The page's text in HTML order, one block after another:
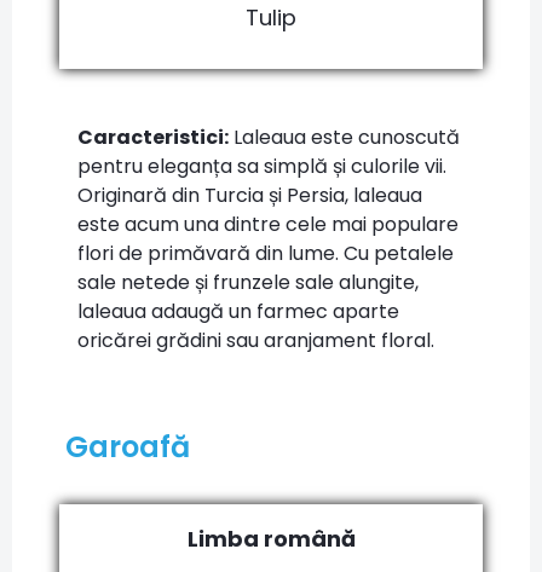
Tulip
Caracteristici: Laleaua este cunoscută
pentru eleganța sa simplă și culorile vii.
Originară din Turcia și Persia, laleaua
este acum una dintre cele mai populare
flori de primăvară din lume. Cu petalele
sale netede și frunzele sale alungite,
laleaua adaugă un farmec aparte
oricărei grădini sau aranjament floral.
Garoafă
Limba română